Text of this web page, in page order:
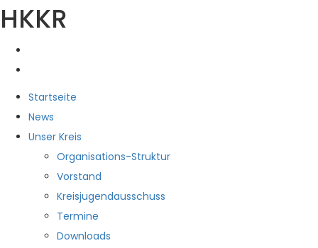
HKKR
Startseite
News
Unser Kreis
Organisations-Struktur
Vorstand
Kreisjugendausschuss
Termine
Downloads